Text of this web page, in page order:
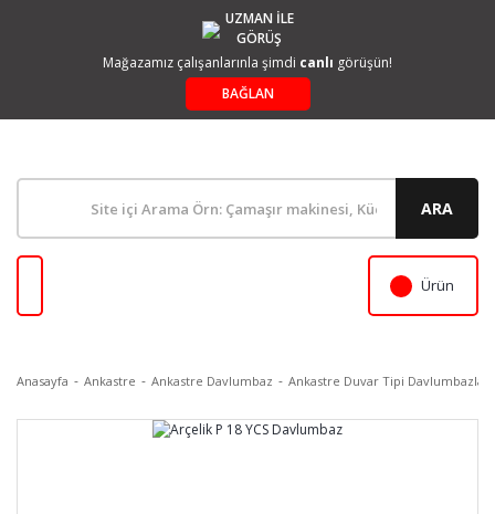
UZMAN İLE
GÖRÜŞ
Mağazamız çalışanlarınla şimdi canlı görüşün!
BAĞLAN
ARA
Ürün
Anasayfa Ankastre Ankastre Davlumbaz Ankastre Duvar Tipi Davlumbazlar